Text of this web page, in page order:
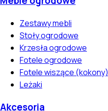
Zestawy mebli
Stoły ogrodowe
Krzesła ogrodowe
Fotele ogrodowe
Fotele wiszące (kokony)
Leżaki
Akcesoria